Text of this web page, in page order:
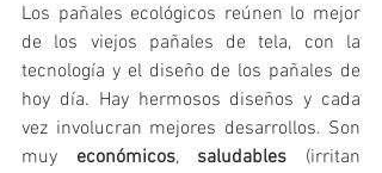
Los pañales ecológicos reúnen lo mejor
de los viejos pañales de tela, con la
tecnología y el diseño de los pañales de
hoy día. Hay hermosos diseños y cada
vez involucran mejores desarrollos. Son
muy económicos, saludables (irritan